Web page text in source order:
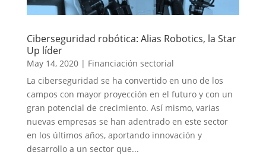
Ciberseguridad robótica: Alias Robotics, la Star
Up líder
May 14, 2020| Financiación sectorial
La ciberseguridad se ha convertido en uno de los
campos con mayor proyección en el futuro y con un
gran potencial de crecimiento. Así mismo, varias
nuevas empresas se han adentrado en este sector
en los últimos años, aportando innovación y
desarrollo a un sector que...